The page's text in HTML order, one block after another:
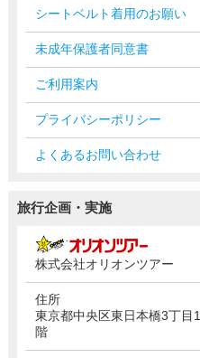
シートベルト着用のお願い
未成年保護者同意書
ご利用案内
プライバシーポリシー
よくあるお問い合わせ
旅行企画・実施
株式会社オリオンツアー
住所
東京都中央区東日本橋3丁目
階